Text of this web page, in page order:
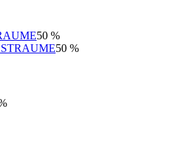
50 %
50 %